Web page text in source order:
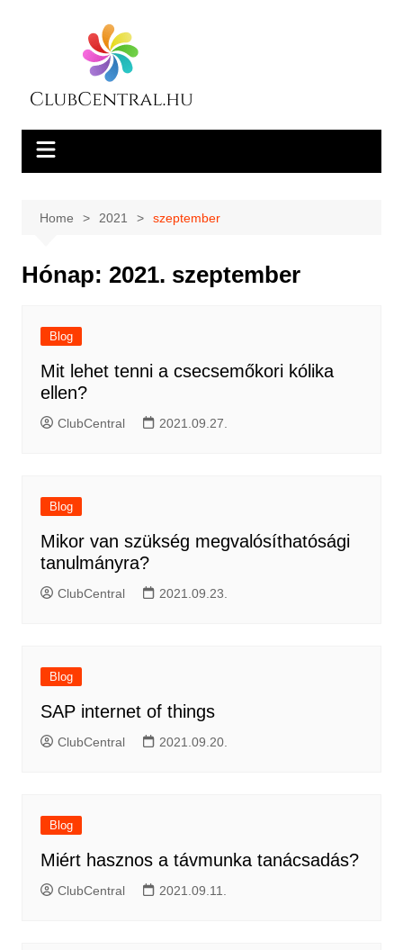
Home 2021 szeptember
Hónap: 2021. szeptember
Blog
Mit lehet tenni a csecsemőkori kólika
ellen?
ClubCentral 2021.09.27.
Blog
Mikor van szükség megvalósíthatósági
tanulmányra?
ClubCentral 2021.09.23.
Blog
SAP internet of things
ClubCentral 2021.09.20.
Blog
Miért hasznos a távmunka tanácsadás?
ClubCentral 2021.09.11.